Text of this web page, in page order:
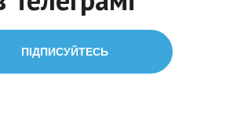
ПІДПИСУЙТЕСЬ